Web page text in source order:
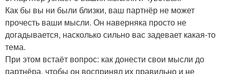
Как бы вы ни были близки, ваш партнёр не может
прочесть ваши мысли. Он наверняка просто не
догадывается, насколько сильно вас задевает какая-то
тема.
При этом встаёт вопрос: как донести свои мысли до
партнёра, чтобы он воспринял их правильно и не